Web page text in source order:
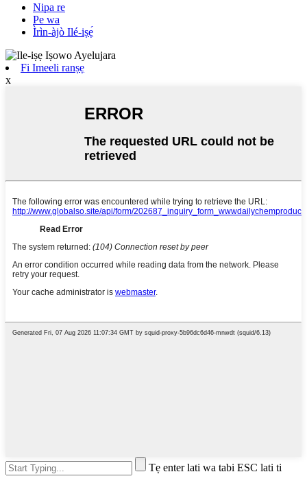
Nipa re
Pe wa
Ìrìn-àjò Ilé-iṣẹ́
Fi Imeeli ranṣẹ
x
Tẹ enter lati wa tabi ESC lati ti